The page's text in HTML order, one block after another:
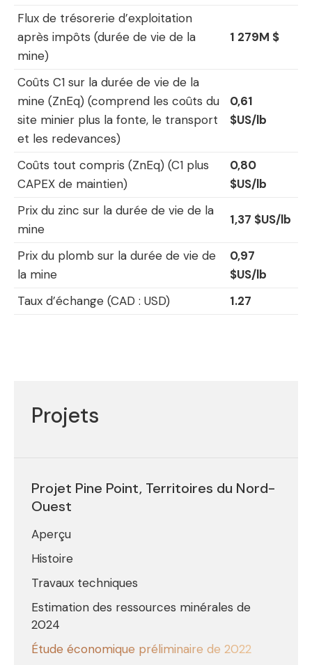
Flux de trésorerie d’exploitation
après impôts (durée de vie de la
mine)
1 279M $
Coûts C1 sur la durée de vie de la
mine (ZnEq) (comprend les coûts du
site minier plus la fonte, le transport
et les redevances)
0,61
$US/lb
Coûts tout compris (ZnEq) (C1 plus
CAPEX de maintien)
0,80
$US/lb
Prix du zinc sur la durée de vie de la
mine
1,37 $US/lb
Prix du plomb sur la durée de vie de
la mine
0,97
$US/lb
Taux d’échange (CAD : USD)
1.27
Projets
Projet Pine Point, Territoires du Nord-
Ouest
Aperçu
Histoire
Travaux techniques
Estimation des ressources minérales de
2024
Étude économique préliminaire de 2022